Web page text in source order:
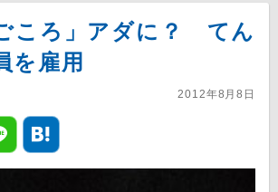
ころ」アダに？ てん
を雇用
2012年8月8日